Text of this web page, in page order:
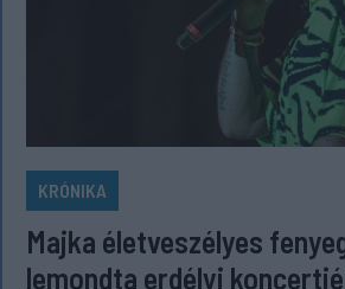
KRÓNIKA
Majka életveszélyes
lemondta erdélyi